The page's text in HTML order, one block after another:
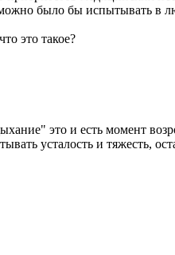
было бы испытывать в
это такое?
это и есть момент
усталость и